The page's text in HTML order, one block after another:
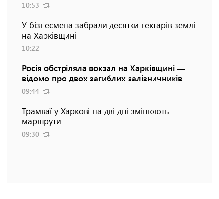
10:53
У бізнесмена забрали десятки гектарів землі
на Харківщині
10:22
Росія обстріляла вокзал на Харківщині —
відомо про двох загиблих залізничників
09:44
Трамваї у Харкові на дві дні змінюють
маршрути
09:30